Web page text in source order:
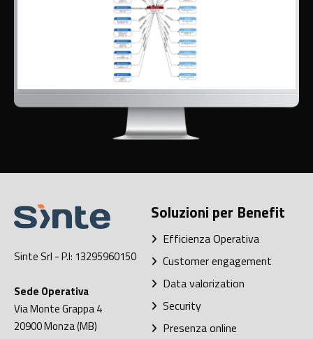
Sinte Srl - P.I: 13295960150
Sede Operativa
Via Monte Grappa 4
20900Monza (MB)
Soluzioni per Benefit
Efficienza Operativa
Customer engagement
Data valorization
Security
Presenza online